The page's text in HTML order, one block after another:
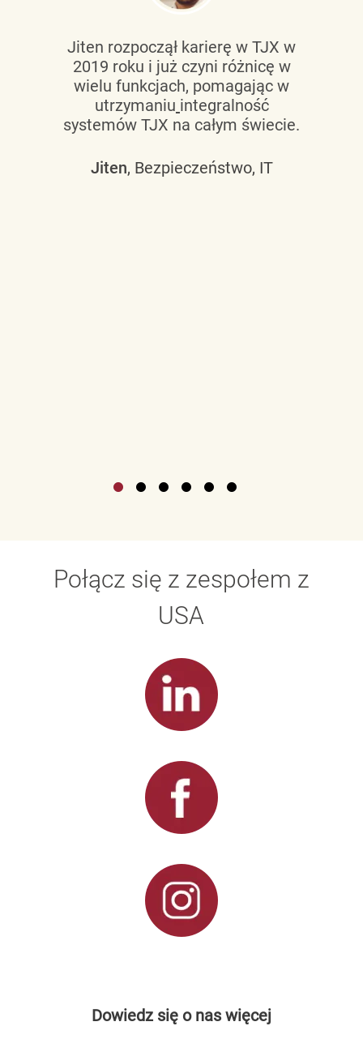
Jiten rozpoczął karierę w TJX w
2019 roku i już czyni różnicę w
wielu funkcjach, pomagając w
utrzymaniu integralność
systemów TJX na całym świecie.
Jiten, Bezpieczeństwo, IT
Połącz się z zespołem z
USA
Dowiedz się o nas więcej